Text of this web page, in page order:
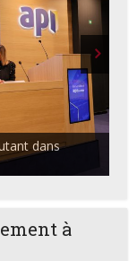
dans
à